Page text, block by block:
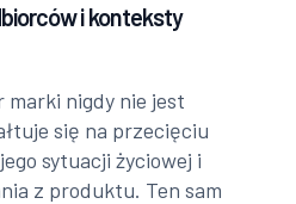
i konteksty
marki nigdy nie jest
się na przecięciu
sytuacji życiowej i
z produktu. Ten sam